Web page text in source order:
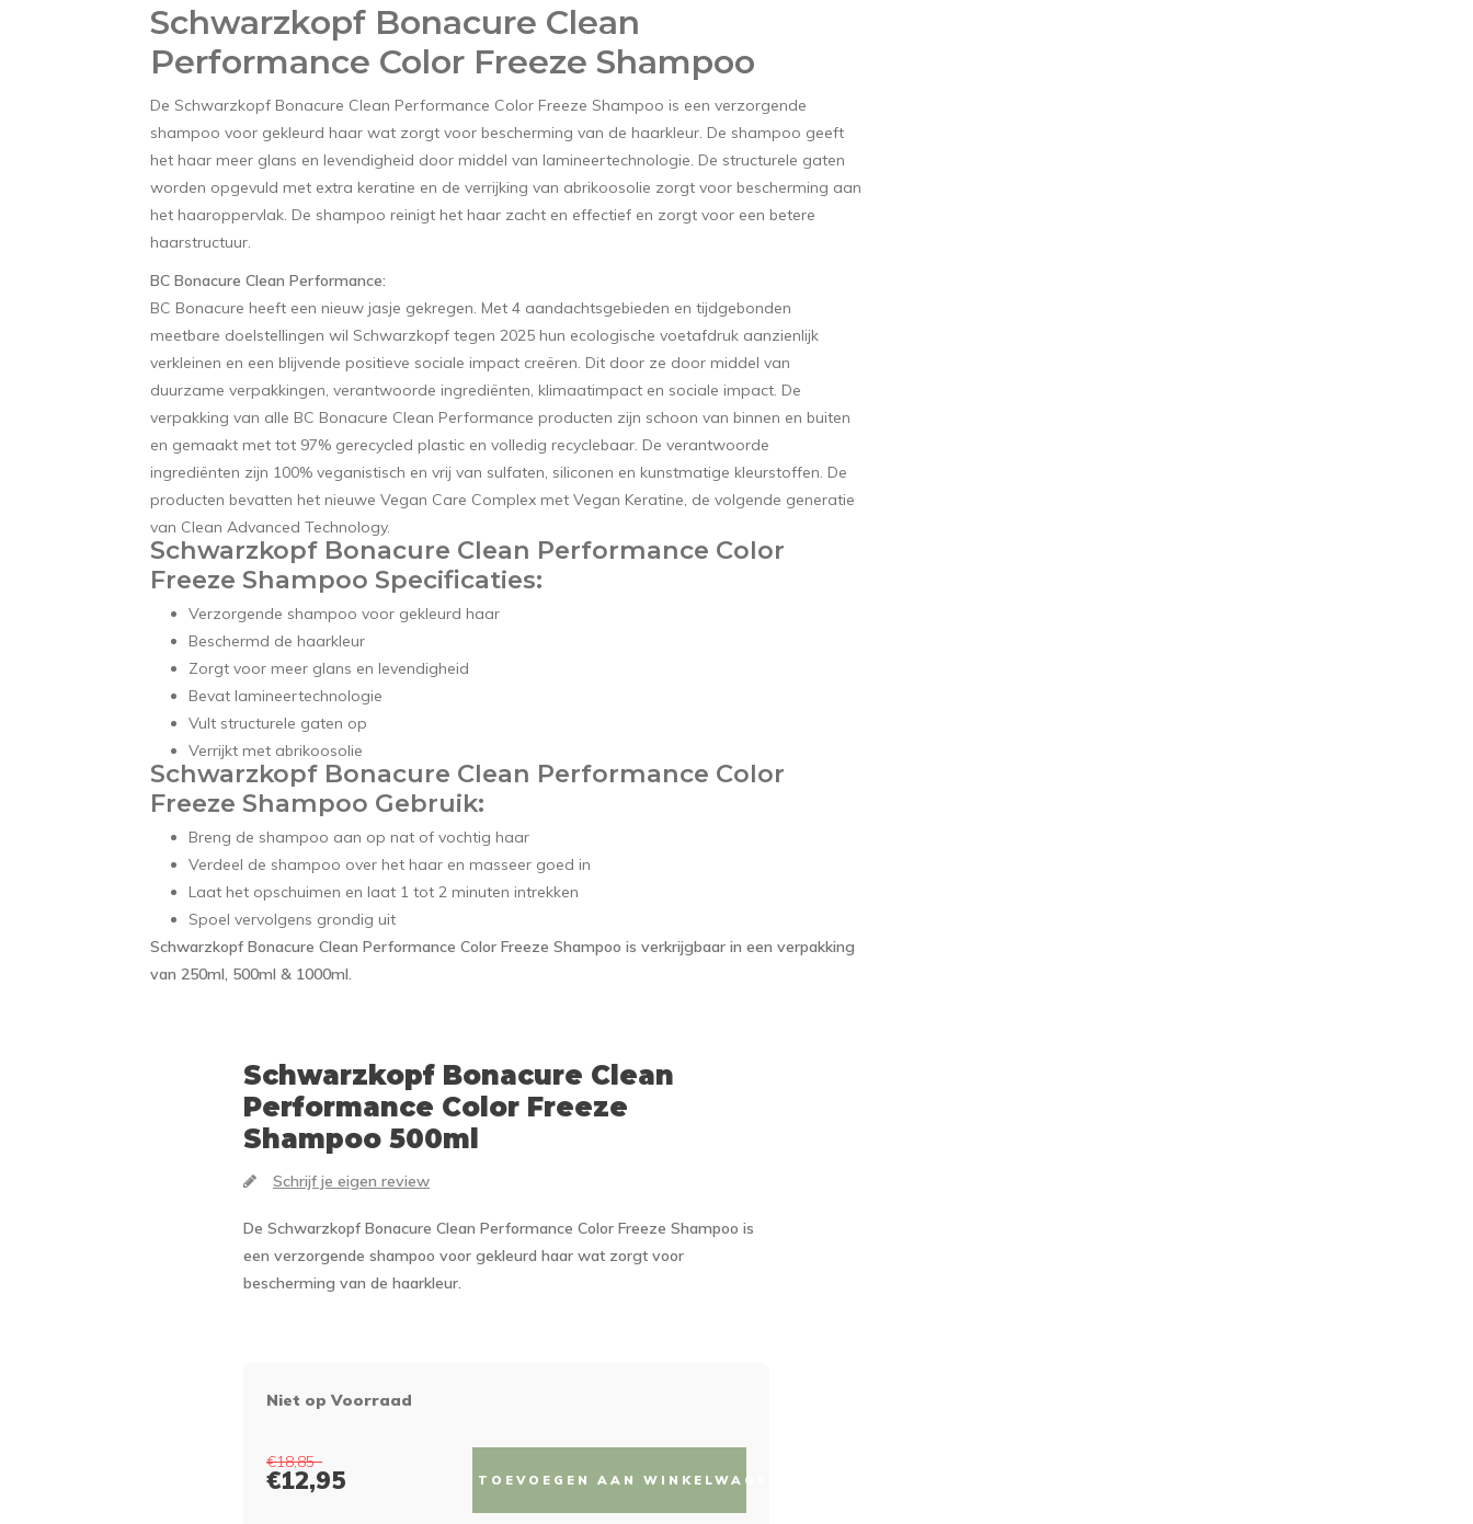
Schwarzkopf Bonacure Clean
Performance Color Freeze Shampoo
De Schwarzkopf Bonacure Clean Performance Color Freeze Shampoo is een verzorgende
shampoo voor gekleurd haar wat zorgt voor bescherming van de haarkleur. De shampoo geeft
het haar meer glans en levendigheid door middel van lamineertechnologie. De structurele gaten
worden opgevuld met extra keratine en de verrijking van abrikoosolie zorgt voor bescherming aan
het haaroppervlak. De shampoo reinigt het haar zacht en effectief en zorgt voor een betere
haarstructuur.
BC Bonacure Clean Performance:
BC Bonacure heeft een nieuw jasje gekregen. Met 4 aandachtsgebieden en tijdgebonden
meetbare doelstellingen wil Schwarzkopf tegen 2025 hun ecologische voetafdruk aanzienlijk
verkleinen en een blijvende positieve sociale impact creëren. Dit door ze door middel van
duurzame verpakkingen, verantwoorde ingrediënten, klimaatimpact en sociale impact. De
verpakking van alle BC Bonacure Clean Performance producten zijn schoon van binnen en buiten
en gemaakt met tot 97% gerecycled plastic en volledig recyclebaar. De verantwoorde
ingrediënten zijn 100% veganistisch en vrij van sulfaten, siliconen en kunstmatige kleurstoffen. De
producten bevatten het nieuwe Vegan Care Complex met Vegan Keratine, de volgende generatie
van Clean Advanced Technology.
Schwarzkopf Bonacure Clean Performance Color
Freeze Shampoo Specificaties:
Verzorgende shampoo voor gekleurd haar
Beschermd de haarkleur
Zorgt voor meer glans en levendigheid
Bevat lamineertechnologie
Vult structurele gaten op
Verrijkt met abrikoosolie
Schwarzkopf Bonacure Clean Performance Color
Freeze Shampoo Gebruik:
Breng de shampoo aan op nat of vochtig haar
Verdeel de shampoo over het haar en masseer goed in
Laat het opschuimen en laat 1 tot 2 minuten intrekken
Spoel vervolgens grondig uit
Schwarzkopf Bonacure Clean Performance Color Freeze Shampoo is verkrijgbaar in een verpakking
van 250ml, 500ml & 1000ml.
Schwarzkopf Bonacure Clean
Performance Color Freeze
Shampoo 500ml
Schrijf je eigen review
De Schwarzkopf Bonacure Clean Performance Color Freeze Shampoo is
een verzorgende shampoo voor gekleurd haar wat zorgt voor
bescherming van de haarkleur.
Niet op Voorraad
€18,85
€12,95 TOEVOEGEN AAN WINKELWAGEN